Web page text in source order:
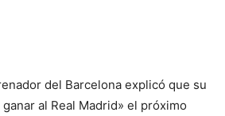
del Barcelona explicó que su
al Real Madrid» el próximo